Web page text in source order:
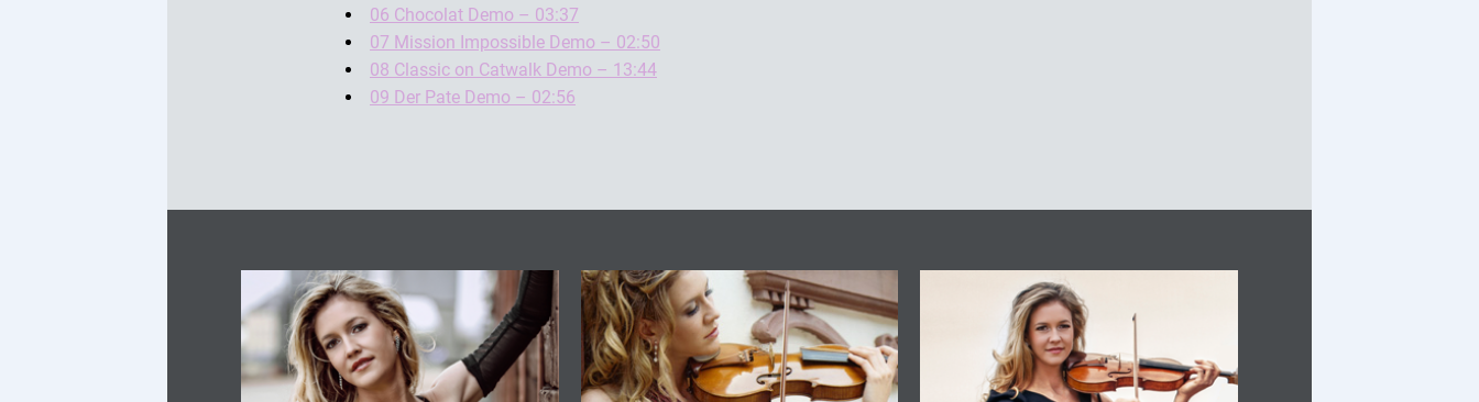
06 Chocolat Demo – 03:37
07 Mission Impossible Demo – 02:50
08 Classic on Catwalk Demo – 13:44
09 Der Pate Demo – 02:56